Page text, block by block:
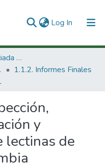
Log In (current)
1. Investigación Financiada con Recursos Públicos
1.1.2. Informes Finales
de Colombia
y
lectinas de